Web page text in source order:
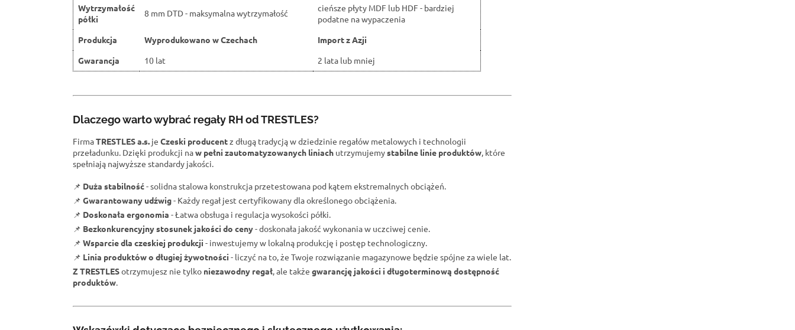
Wytrzymałość
półki
8 mm DTD - maksymalna wytrzymałość
cieńsze płyty MDF lub HDF - bardziej
podatne na wypaczenia
Produkcja
Wyprodukowano w Czechach
Import z Azji
Gwarancja
10 lat 2 lata lub mniej
Dlaczego warto wybrać regały RH od TRESTLES?
FirmaTRESTLES a.s. je Czeski producentz długą tradycją w dziedzinie regałów metalowych i technologii
przeładunku. Dzięki produkcji naw pełni zautomatyzowanych liniach utrzymujemystabilne linie produktów, które
spełniają najwyższe standardy jakości.
📌 Duża stabilność- solidna stalowa konstrukcja przetestowana pod kątem ekstremalnych obciążeń.
📌 Gwarantowany udźwig- Każdy regał jest certyfikowany dla określonego obciążenia.
📌 Doskonała ergonomia - Łatwa obsługa i regulacja wysokości półki.
📌 Bezkonkurencyjny stosunek jakości do ceny- doskonała jakość wykonania w uczciwej cenie.
📌 Wsparcie dla czeskiej produkcji - inwestujemy w lokalną produkcję i postęp technologiczny.
📌 Linia produktów o długiej żywotności - liczyć na to, że Twoje rozwiązanie magazynowe będzie spójne za wiele lat.
Z TRESTLESotrzymujesz nie tylko niezawodny regał, ale także gwarancję jakości i długoterminową dostępność
produktów.